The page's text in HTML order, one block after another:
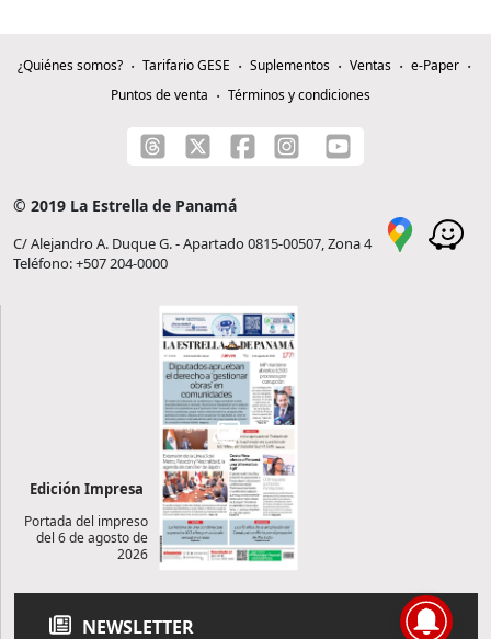
¿Quiénes somos? Tarifario GESE Suplementos Ventas
e-Paper
Puntos de venta
Términos y condiciones
© 2019 La Estrella de Panamá
C/ Alejandro A. Duque G. - Apartado 0815-00507, Zona 4
Teléfono: +507 204-0000
Edición Impresa
Portada del impreso
del 6 de agosto de
2026
NEWSLETTER